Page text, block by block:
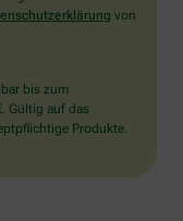
von
bis zum
Gültig auf das
Produkte.